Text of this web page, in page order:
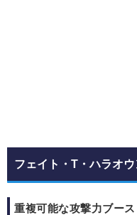
フェイト・T・ハラオ
重複可能な攻撃力ブー